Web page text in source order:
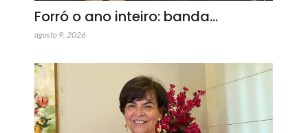
Forró o ano inteiro: banda…
agosto 9, 2026